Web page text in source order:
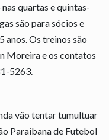
quartas e quintas-
são para sócios e
anos. Os treinos são
Moreira e os contatos
5263.
vão tentar tumultuar
Paraibana de Futebol